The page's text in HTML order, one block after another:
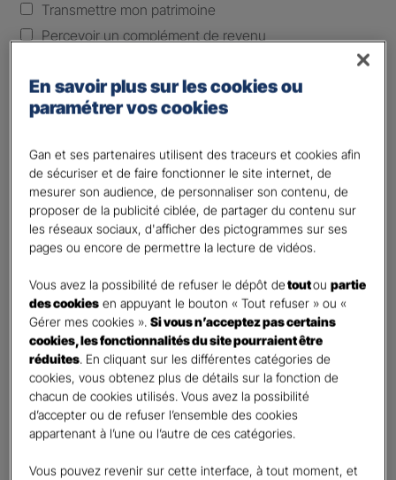
Transmettre mon patrimoine
Percevoir un complément de revenu
Autre besoin
Plusieurs choix possibles
Vos informations :
Etes-vous déjà client Gan assurances ?*
Oui
Non
Madame
Monsieur
Contact*
First Last
Votre profession
En savoir plus sur les cookies ou
paramétrer vos cookies
Gan et ses partenaires utilisent des traceurs et cookies afin
de sécuriser et de faire fonctionner le site internet, de
mesurer son audience, de personnaliser son contenu, de
proposer de la publicité ciblée, de partager du contenu sur
les réseaux sociaux, d'afficher des pictogrammes sur ses
pages ou encore de permettre la lecture de vidéos.
Vous avez la possibilité de refuser le dépôt detoutoupartie
des cookies en appuyant le bouton « Tout refuser » ou «
Gérer mes cookies ».Si vous n’acceptez pas certains
cookies, les fonctionnalités du site pourraient être
réduites . En cliquant sur les différentes catégories de
cookies, vous obtenez plus de détails sur la fonction de
chacun de cookies utilisés. Vous avez la possibilité
d’accepter ou de refuser l’ensemble des cookies
appartenant à l’une ou l’autre de ces catégories.
Vous pouvez revenir sur cette interface, à tout moment, et